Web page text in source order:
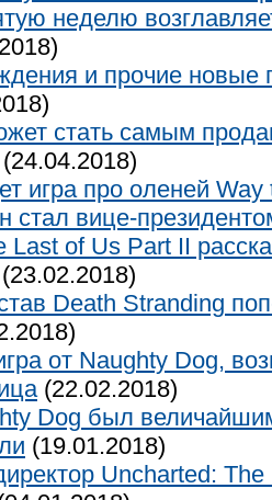
неделю
и прочие новые
стать самым
(24.04.2018)
игра про оленей Way
стал вице-
Last of Us Part II
(23.02.2018)
Death Stranding
от Naughty Dog,
(22.02.2018)
Dog был
(19.01.2018)
Uncharted: